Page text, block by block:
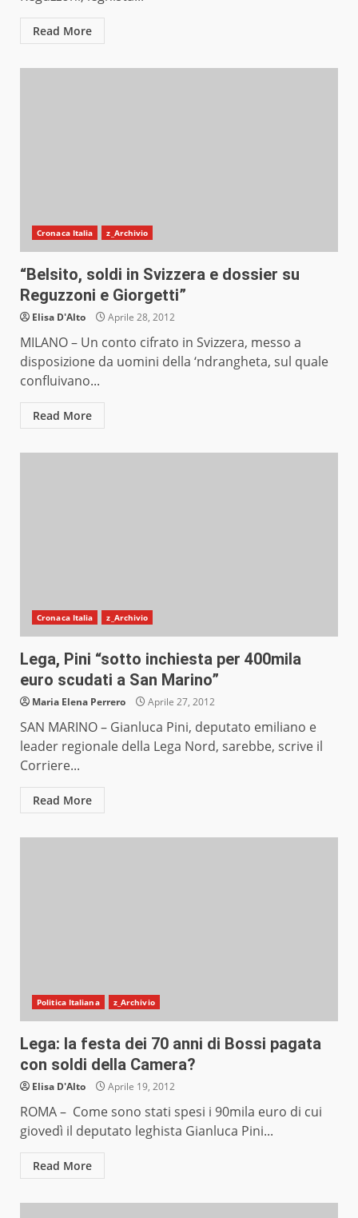
Read More
Cronaca Italia z_Archivio
“Belsito, soldi in Svizzera e dossier su
Reguzzoni e Giorgetti”
Elisa D'Alto Aprile 28, 2012
MILANO – Un conto cifrato in Svizzera, messo a
disposizione da uomini della ‘ndrangheta, sul quale
confluivano...
Read More
Cronaca Italia z_Archivio
Lega, Pini “sotto inchiesta per 400mila
euro scudati a San Marino”
Maria Elena Perrero Aprile 27, 2012
SAN MARINO – Gianluca Pini, deputato emiliano e
leader regionale della Lega Nord, sarebbe, scrive il
Corriere...
Read More
Politica Italiana z_Archivio
Lega: la festa dei 70 anni di Bossi pagata
con soldi della Camera?
Elisa D'Alto Aprile 19, 2012
ROMA – Come sono stati spesi i 90mila euro di cui
giovedì il deputato leghista Gianluca Pini...
Read More